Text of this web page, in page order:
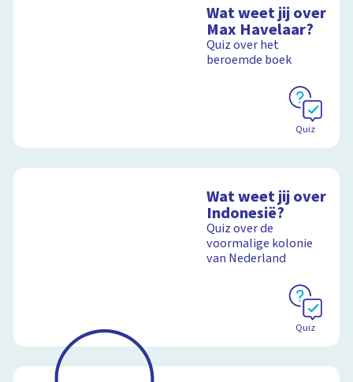
Wat weet jij over
Max Havelaar?
Quiz over het
beroemde boek
Quiz
Wat weet jij over
Indonesië?
Quiz over de
voormalige kolonie
van Nederland
Quiz